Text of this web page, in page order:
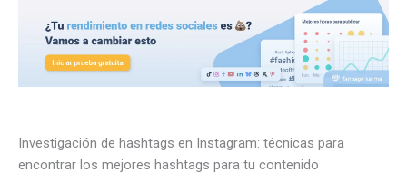
Investigación de hashtags en Instagram: técnicas para
encontrar los mejores hashtags para tu contenido